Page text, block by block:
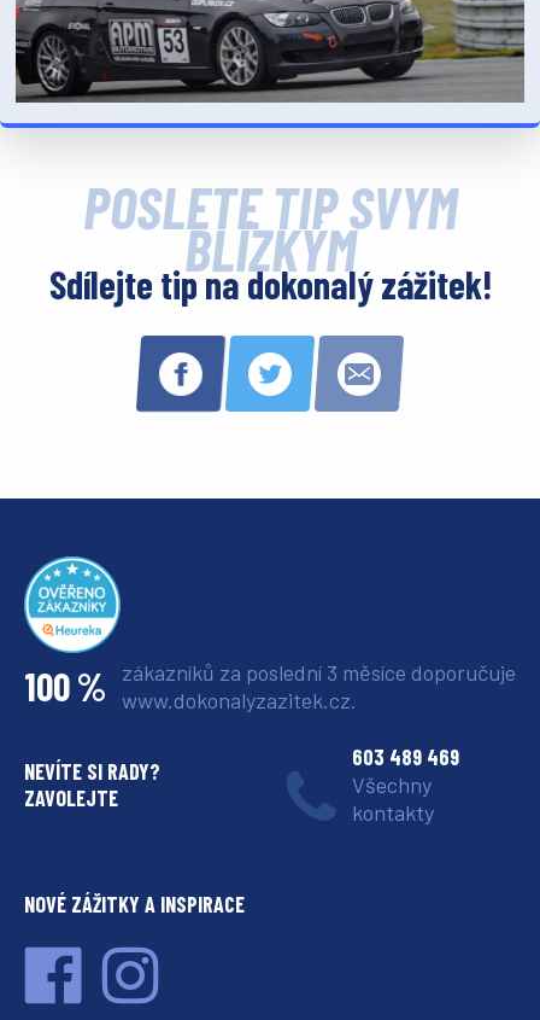
POŠLETE TIP SVÝM
BLÍZKÝM
Sdílejte tip na dokonalý zážitek!
100 % zákazníků za poslední 3 měsíce doporučuje
www.dokonalyzazitek.cz.
NEVÍTE SI RADY?
ZAVOLEJTE
603 489 469
Všechny
kontakty
NOVÉ ZÁŽITKY A INSPIRACE